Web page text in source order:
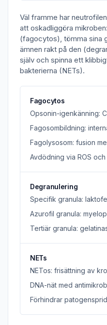
Väl framme har
att oskadliggöra
(fagocytos), tömma sina
ämnen rakt på den
själv och spinna ett
bakterierna (NETs).
Fagocytos
Opsonin-igenkänning:
Fagosombildning:
Fagolysosom: fusion
Avdödning via ROS
Degranulering
Specifik granula:
Azurofil granula:
Tertiär granula:
NETs
NETos: frisättning av
DNA-nät med
Förhindrar